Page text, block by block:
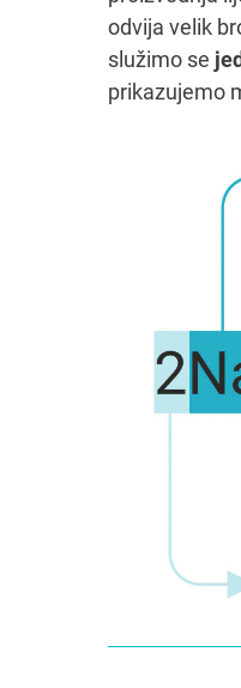
odvija velik
služimo se
prikazujemo